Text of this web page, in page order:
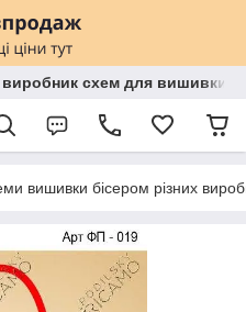
схем для вишивки
вишивки бісером різних